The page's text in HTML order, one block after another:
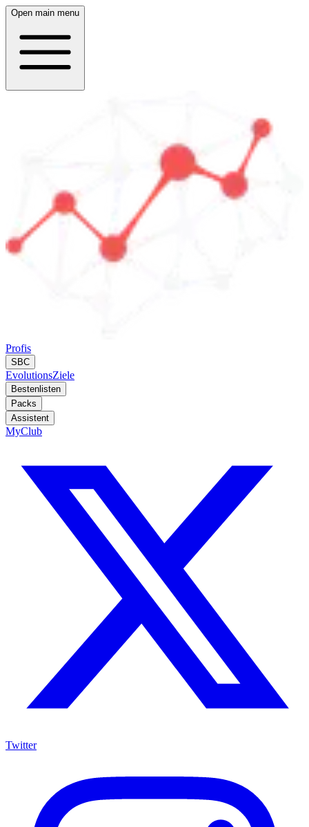
Open main menu
Profis
SBC
EvolutionsZiele
Bestenlisten
Packs
Assistent
MyClub
Twitter